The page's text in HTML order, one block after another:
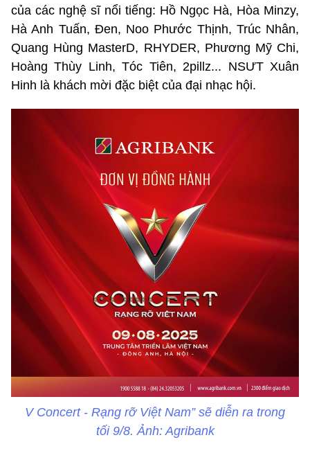
của các nghệ sĩ nổi tiếng: Hồ Ngọc Hà, Hòa Minzy,
Hà Anh Tuấn, Đen, Noo Phước Thịnh, Trúc Nhân,
Quang Hùng MasterD, RHYDER, Phương Mỹ Chi,
Hoàng Thùy Linh, Tóc Tiên, 2pillz... NSƯT Xuân
Hinh là khách mời đặc biệt của đại nhạc hội.
V Concert - Rạng rỡ Việt Nam” sẽ diễn ra trong
tối 9/8. Ảnh: Agribank